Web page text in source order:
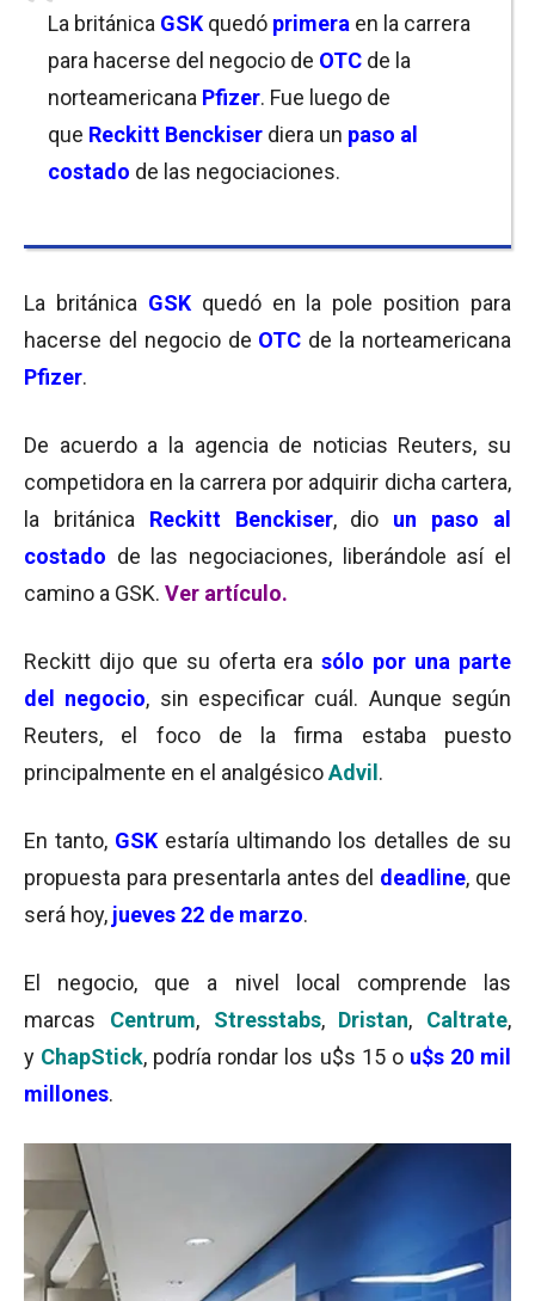
La británica GSK quedó primera en la carrera
para hacerse del negocio de OTC de la
norteamericana Pfizer. Fue luego de
que Reckitt Benckiser diera un paso al
costado de las negociaciones.
La británica GSK quedó en la pole position para
hacerse del negocio de OTC de la norteamericana
Pfizer.
De acuerdo a la agencia de noticias Reuters, su
competidora en la carrera por adquirir dicha cartera,
la británica Reckitt Benckiser, dio un paso al
costado de las negociaciones, liberándole así el
camino a GSK. Ver artículo.
Reckitt dijo que su oferta erasólo por una parte
del negocio, sin especificar cuál. Aunque según
Reuters, el foco de la firma estaba puesto
principalmente en el analgésicoAdvil .
En tanto, GSK estaría ultimando los detalles de su
propuesta para presentarla antes del deadline, que
será hoy, jueves 22 de marzo.
El negocio, que a nivel local comprende las
marcas Centrum, Stresstabs, Dristan, Caltrate,
y ChapStick, podría rondar los u$s 15 o u$s 20 mil
millones.